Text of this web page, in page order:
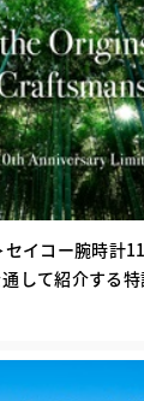
イコー腕時計
して紹介する